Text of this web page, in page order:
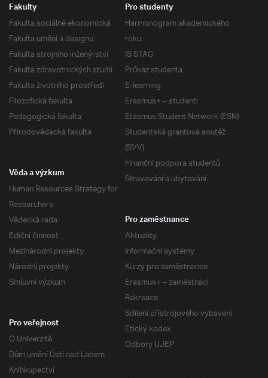
Fakulty
Fakulta sociálně ekonomická
Fakulta umění a designu
Fakulta strojního inženýrství
Fakulta zdravotnických studií
Fakulta životního prostředí
Filozofická fakulta
Pedagogická fakulta
Přírodovědecká fakulta
Pro studenty
Harmonogram akademického
roku
IS STAG
Průkaz studenta
E-learning
Erasmus+ – studenti
Erasmus Student Network (ESN)
Studentská grantová soutěž
(SVV)
Finanční podpora studentů
Stravování a ubytování
Věda a výzkum
Human Resources Strategy for
Researchers
Vědecká rada
Ediční činnost
Mezinárodní projekty
Národní projekty
Smluvní výzkum
Pro zaměstnance
Aktuality
Informační systémy
Kurzy pro zaměstnance
Erasmus+ – zaměstnaci
Rekreace
Sdílení přístrojového vybavení
Etický kodex
Odbory UJEP
Pro veřejnost
O Univerzitě
Dům umění Ústí nad Labem
Knihkupectví